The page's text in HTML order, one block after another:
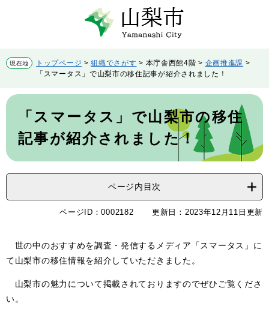
先
頭
す。
を
飛
て
現在地 トップページ >組織でさがす > 本庁舎西館4階 > 企画推進課 >
「スマータス」で山梨市の移住記事が紹介されました！
本
「スマータス」で山梨市の移住
記事が紹介されました！
ページ内目次
ページID：0002182 更新日：2023年12月11日更新
世の中のおすすめを調査・発信するメディア「スマータス」に
て山梨市の移住情報を紹介していただきました。
山梨市の魅力について掲載されておりますのでぜひご覧くださ
い。